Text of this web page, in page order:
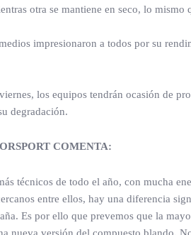
otra se mantiene en seco, lo mismo
impresionaron a todos por su
los equipos tendrán ocasión de
degradación.
COMENTA:
técnicos de todo el año, con mucha
entre ellos, hay una diferencia
Es por ello que prevemos que la